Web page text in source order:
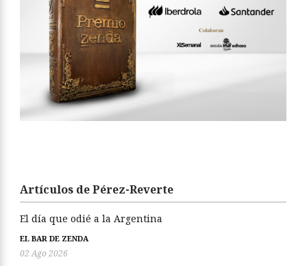
Artículos de Pérez-Reverte
El día que odié a la Argentina
EL BAR DE ZENDA
02 Ago 2026